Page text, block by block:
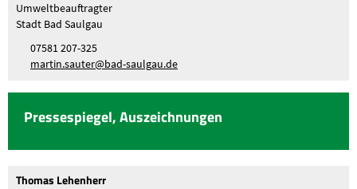
Umweltbeauftragter
Stadt Bad Saulgau
07581 207-325
m rt n s t r b d-s lg d
Pressespiegel, Auszeichnungen
Thomas Lehenherr